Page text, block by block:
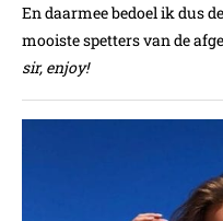
En daarmee bedoel ik dus
mooiste spetters van de
sir, enjoy!